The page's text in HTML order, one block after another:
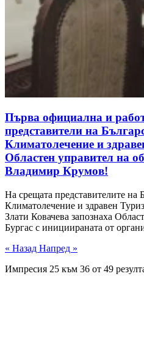
Първа официална и
представители на
Климатолечение и
Областен управител на
Владимир Крумов!
На срещата представителите на
Климатолечение и здравен
Злати Ковачева запознаха
Бургас с инициираната от
« Назад Напред »
Импресия 25 към 36 от 49